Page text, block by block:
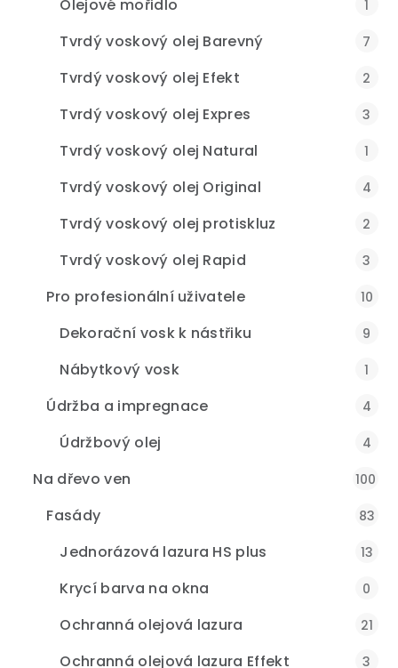
Olejové mořidlo 1
Tvrdý voskový olej Barevný 7
Tvrdý voskový olej Efekt 2
Tvrdý voskový olej Expres 3
Tvrdý voskový olej Natural 1
Tvrdý voskový olej Original 4
Tvrdý voskový olej protiskluz 2
Tvrdý voskový olej Rapid 3
Pro profesionální uživatele 10
Dekorační vosk k nástřiku 9
Nábytkový vosk 1
Údržba a impregnace 4
Údržbový olej 4
Na dřevo ven 100
Fasády 83
Jednorázová lazura HS plus 13
Krycí barva na okna 0
Ochranná olejová lazura 21
Ochranná olejová lazura Effekt 3